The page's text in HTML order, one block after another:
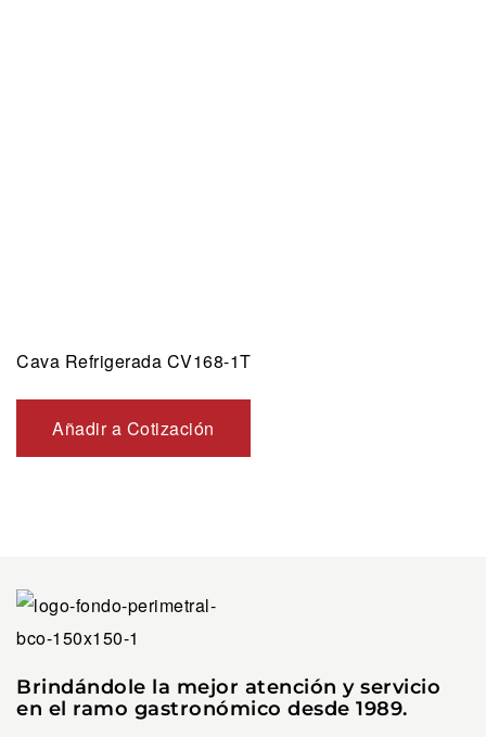
Cava Refrigerada CV168-1T
Añadir a Cotización
Brindándole la mejor atención y servicio
en el ramo gastronómico desde 1989.